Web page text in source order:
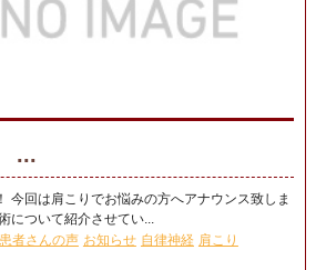
...
今回は肩こりでお悩みの方へアナウンス致しま
について紹介させてい...
患者さんの声 お知らせ 自律神経 肩こり